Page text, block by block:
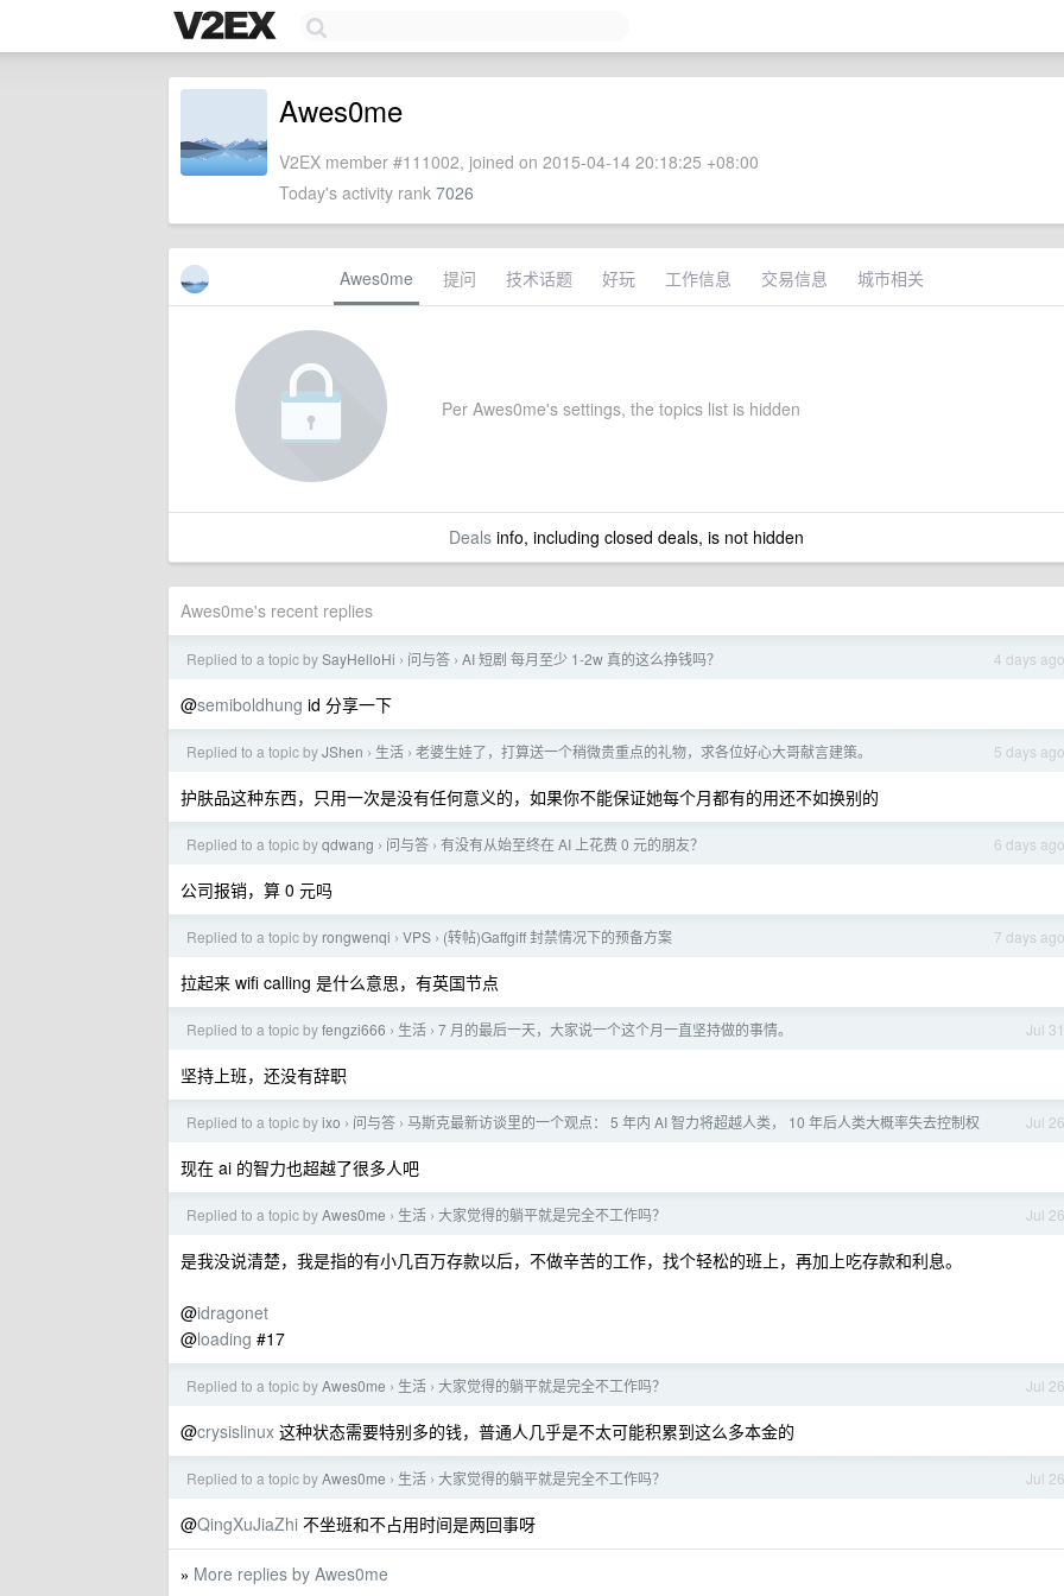
Awes0me
V2EX member #111002, joined on 2015-04-14 20:18:25 +08:00
Today's activity rank 7026
Awes0me 提问 技术话题 好玩 工作信息 交易信息 城市相关
Per Awes0me's settings, the topics list is hidden
Dealsinfo, including closed deals, is not hidden
Awes0me's recent replies
4 days ago
Replied to a topic bySayHelloHi › 问与答 › AI 短剧 每月至少 1-2w 真的这么挣钱吗？
@semiboldhung id 分享一下
5 days ago
Replied to a topic byJShen › 生活 › 老婆生娃了，打算送一个稍微贵重点的礼物，求各位好心大哥献言建策。
护肤品这种东西，只用一次是没有任何意义的，如果你不能保证她每个月都有的用还不如换别的
6 days ago
Replied to a topic byqdwang › 问与答 › 有没有从始至终在 AI 上花费 0 元的朋友？
公司报销，算 0 元吗
7 days ago
Replied to a topic by rongwenqi › VPS › (转帖)Gaffgiff 封禁情况下的预备方案
拉起来 wifi calling 是什么意思，有英国节点
Jul 31
Replied to a topic byfengzi666 › 生活 › 7 月的最后一天，大家说一个这个月一直坚持做的事情。
坚持上班，还没有辞职
Jul 26
Replied to a topic byixo › 问与答 › 马斯克最新访谈里的一个观点： 5 年内 AI 智力将超越人类， 10 年后人类大概率失去控制权
现在 ai 的智力也超越了很多人吧
Jul 26
Replied to a topic byAwes0me › 生活 › 大家觉得的躺平就是完全不工作吗？
是我没说清楚，我是指的有小几百万存款以后，不做辛苦的工作，找个轻松的班上，再加上吃存款和利息。
@idragonet
@loading #17
Jul 26
Replied to a topic byAwes0me › 生活 › 大家觉得的躺平就是完全不工作吗？
@crysislinux 这种状态需要特别多的钱，普通人几乎是不太可能积累到这么多本金的
Jul 26
Replied to a topic byAwes0me › 生活 › 大家觉得的躺平就是完全不工作吗？
@QingXuJiaZhi 不坐班和不占用时间是两回事呀
» More replies by Awes0me